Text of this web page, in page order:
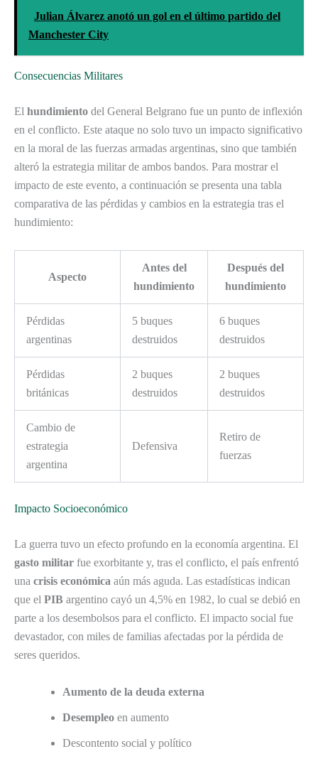
Julian Álvarez anotó un gol en el último partido del
Manchester City
Consecuencias Militares
El hundimiento del General Belgrano fue un punto de inflexión
en el conflicto. Este ataque no solo tuvo un impacto significativo
en la moral de las fuerzas armadas argentinas, sino que también
alteró la estrategia militar de ambos bandos. Para mostrar el
impacto de este evento, a continuación se presenta una tabla
comparativa de las pérdidas y cambios en la estrategia tras el
hundimiento:
Aspecto
Antes del
hundimiento
Después del
hundimiento
Pérdidas
argentinas
5 buques
destruidos
6 buques
destruidos
Pérdidas
británicas
2 buques
destruidos
2 buques
destruidos
Cambio de
estrategia
argentina
Defensiva
Retiro de
fuerzas
Impacto Socioeconómico
La guerra tuvo un efecto profundo en la economía argentina. El
gasto militar fue exorbitante y, tras el conflicto, el país enfrentó
una crisis económica aún más aguda. Las estadísticas indican
que el PIB argentino cayó un 4,5% en 1982, lo cual se debió en
parte a los desembolsos para el conflicto. El impacto social fue
devastador, con miles de familias afectadas por la pérdida de
seres queridos.
Aumento de la deuda externa
Desempleo en aumento
Descontento social y político